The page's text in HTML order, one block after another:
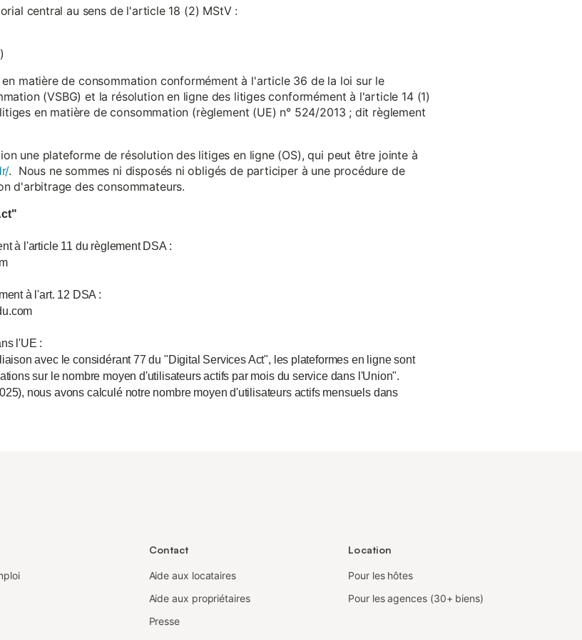
central au sens de l'article 18 (2) MStV :
matière de consommation conformément à l'article 36 de la loi sur le
(VSBG) et la résolution en ligne des litiges conformément à l'article 14 (1)
en matière de consommation (règlement (UE) n° 524/2013 ; dit règlement
une plateforme de résolution des litiges en ligne (OS), qui peut être jointe à
. Nous ne sommes ni disposés ni obligés de participer à une procédure de
d'arbitrage des consommateurs.
à l'article 11 du règlement DSA :
à l'art. 12 DSA :
l'UE :
avec le considérant 77 du "Digital Services Act", les plateformes en ligne sont
sur le nombre moyen d'utilisateurs actifs par mois du service dans l'Union".
nous avons calculé notre nombre moyen d'utilisateurs actifs mensuels dans
Contact
Aide aux locataires
Aide aux propriétaires
Presse
Location
Pour les hôtes
Pour les agences (30+ biens)